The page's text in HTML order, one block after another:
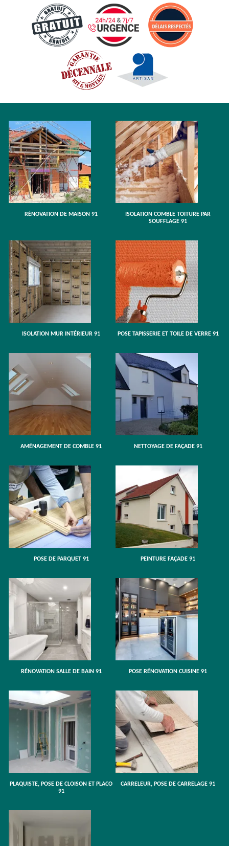
RÉNOVATION DE MAISON 91
ISOLATION COMBLE TOITURE PAR
SOUFFLAGE 91
ISOLATION MUR INTÉRIEUR 91 POSE TAPISSERIE ET TOILE DE VERRE 91
AMÉNAGEMENT DE COMBLE 91 NETTOYAGE DE FAÇADE 91
POSE DE PARQUET 91 PEINTURE FAÇADE 91
RÉNOVATION SALLE DE BAIN 91 POSE RÉNOVATION CUISINE 91
PLAQUISTE, POSE DE CLOISON ET PLACO
91
CARRELEUR, POSE DE CARRELAGE 91